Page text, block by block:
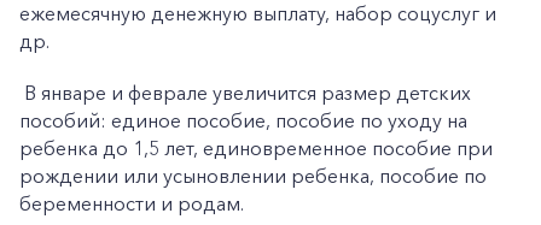
ежемесячную денежную выплату, набор соцуслуг и
др.
В январе и феврале увеличится размер детских
пособий: единое пособие, пособие по уходу на
ребенка до 1,5 лет, единовременное пособие при
рождении или усыновлении ребенка, пособие по
беременности и родам.